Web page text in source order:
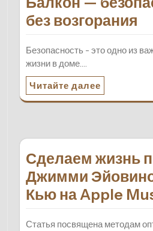
без возгорания
Безопасность - это одно из
жизни в доме.…
Читайте далее
Сделаем жизнь
Джимми
Кью на Apple
Статья посвящена методам